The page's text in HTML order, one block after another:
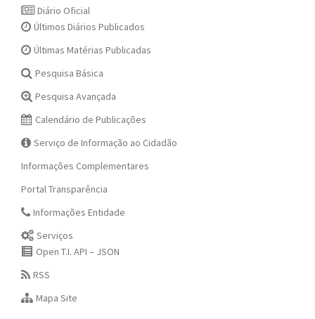
Diário Oficial
Últimos Diários Publicados
Últimas Matérias Publicadas
Pesquisa Básica
Pesquisa Avançada
Calendário de Publicações
Serviço de Informação ao Cidadão
Informações Complementares
Portal Transparência
Informações Entidade
Serviços
Open T.I. API – JSON
RSS
Mapa Site